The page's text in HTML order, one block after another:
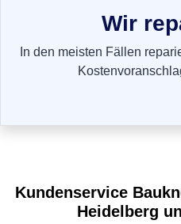
Wir
In den meisten Fällen
Kundenservice
Heidelberg